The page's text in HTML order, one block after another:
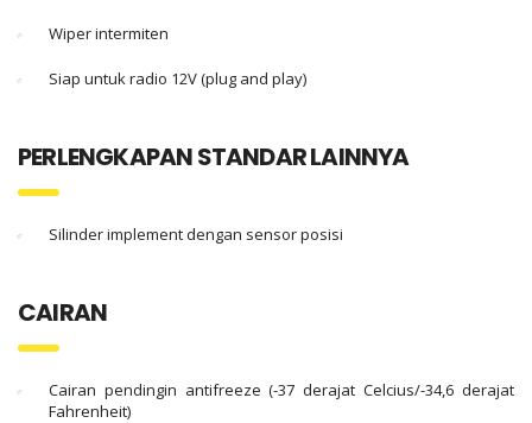
Wiper intermiten
Siap untuk radio 12V (plug and play)
PERLENGKAPAN STANDAR LAINNYA
Silinder implement dengan sensor posisi
CAIRAN
Cairan pendingin antifreeze (-37 derajat Celcius/-34,6 derajat
Fahrenheit)